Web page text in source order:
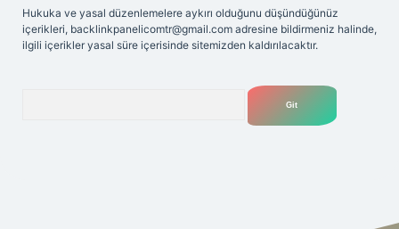
Hukuka ve yasal düzenlemelere aykırı olduğunu düşündüğünüz
içerikleri, backlinkpanelicomtr@gmail.com adresine bildirmeniz halinde,
ilgili içerikler yasal süre içerisinde sitemizden kaldırılacaktır.